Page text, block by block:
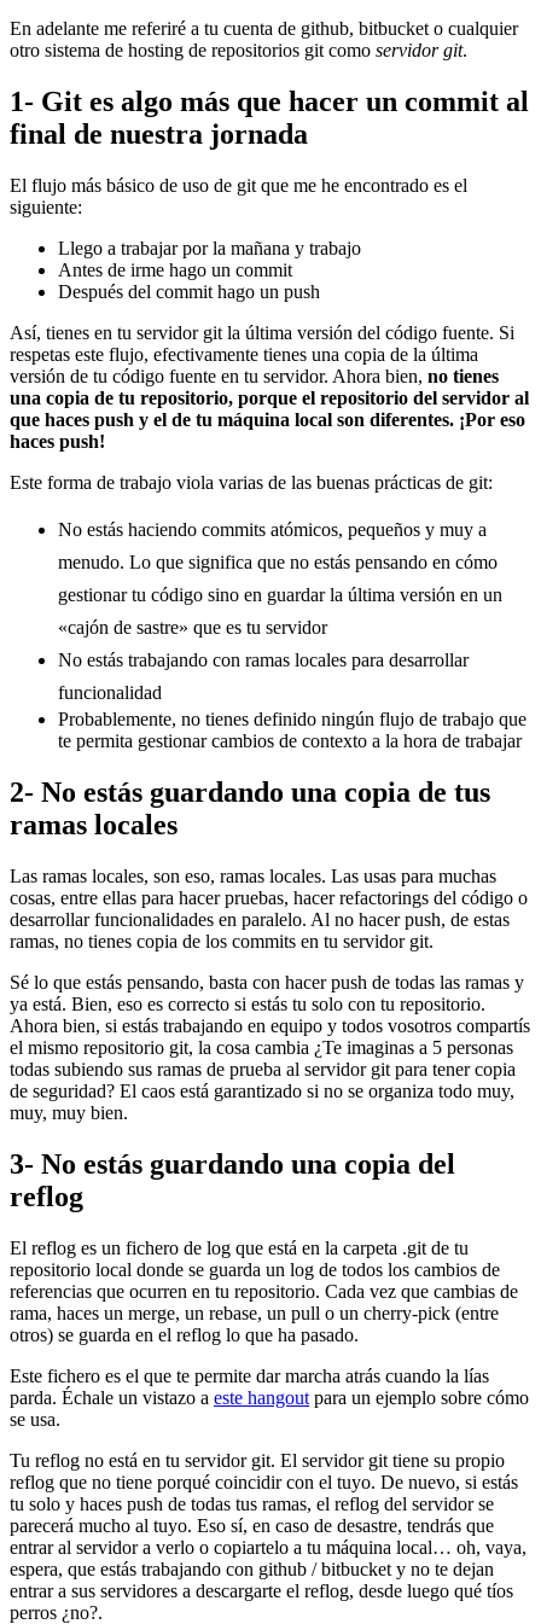
En adelante me referiré a tu cuenta de github, bitbucket o cualquier
otro sistema de hosting de repositorios git como servidor git.
1- Git es algo más que hacer un commit al
final de nuestra jornada
El flujo más básico de uso de git que me he encontrado es el
siguiente:
Llego a trabajar por la mañana y trabajo
Antes de irme hago un commit
Después del commit hago un push
Así, tienes en tu servidor git la última versión del código fuente. Si
respetas este flujo, efectivamente tienes una copia de la última
versión de tu código fuente en tu servidor. Ahora bien, no tienes
una copia de tu repositorio, porque el repositorio del servidor al
que haces push y el de tu máquina local son diferentes. ¡Por eso
haces push!
Este forma de trabajo viola varias de las buenas prácticas de git:
No estás haciendo commits atómicos, pequeños y muy a
menudo. Lo que significa que no estás pensando en cómo
gestionar tu código sino en guardar la última versión en un
«cajón de sastre» que es tu servidor
No estás trabajando con ramas locales para desarrollar
funcionalidad
Probablemente, no tienes definido ningún flujo de trabajo que
te permita gestionar cambios de contexto a la hora de trabajar
2- No estás guardando una copia de tus
ramas locales
Las ramas locales, son eso, ramas locales. Las usas para muchas
cosas, entre ellas para hacer pruebas, hacer refactorings del código o
desarrollar funcionalidades en paralelo. Al no hacer push, de estas
ramas, no tienes copia de los commits en tu servidor git.
Sé lo que estás pensando, basta con hacer push de todas las ramas y
ya está. Bien, eso es correcto si estás tu solo con tu repositorio.
Ahora bien, si estás trabajando en equipo y todos vosotros compartís
el mismo repositorio git, la cosa cambia ¿Te imaginas a 5 personas
todas subiendo sus ramas de prueba al servidor git para tener copia
de seguridad? El caos está garantizado si no se organiza todo muy,
muy, muy bien.
3- No estás guardando una copia del
reflog
El reflog es un fichero de log que está en la carpeta .git de tu
repositorio local donde se guarda un log de todos los cambios de
referencias que ocurren en tu repositorio. Cada vez que cambias de
rama, haces un merge, un rebase, un pull o un cherry-pick (entre
otros) se guarda en el reflog lo que ha pasado.
Este fichero es el que te permite dar marcha atrás cuando la lías
parda. Échale un vistazo a este hangout para un ejemplo sobre cómo
se usa.
Tu reflog no está en tu servidor git. El servidor git tiene su propio
reflog que no tiene porqué coincidir con el tuyo. De nuevo, si estás
tu solo y haces push de todas tus ramas, el reflog del servidor se
parecerá mucho al tuyo. Eso sí, en caso de desastre, tendrás que
entrar al servidor a verlo o copiartelo a tu máquina local… oh, vaya,
espera, que estás trabajando con github / bitbucket y no te dejan
entrar a sus servidores a descargarte el reflog, desde luego qué tíos
perros ¿no?.